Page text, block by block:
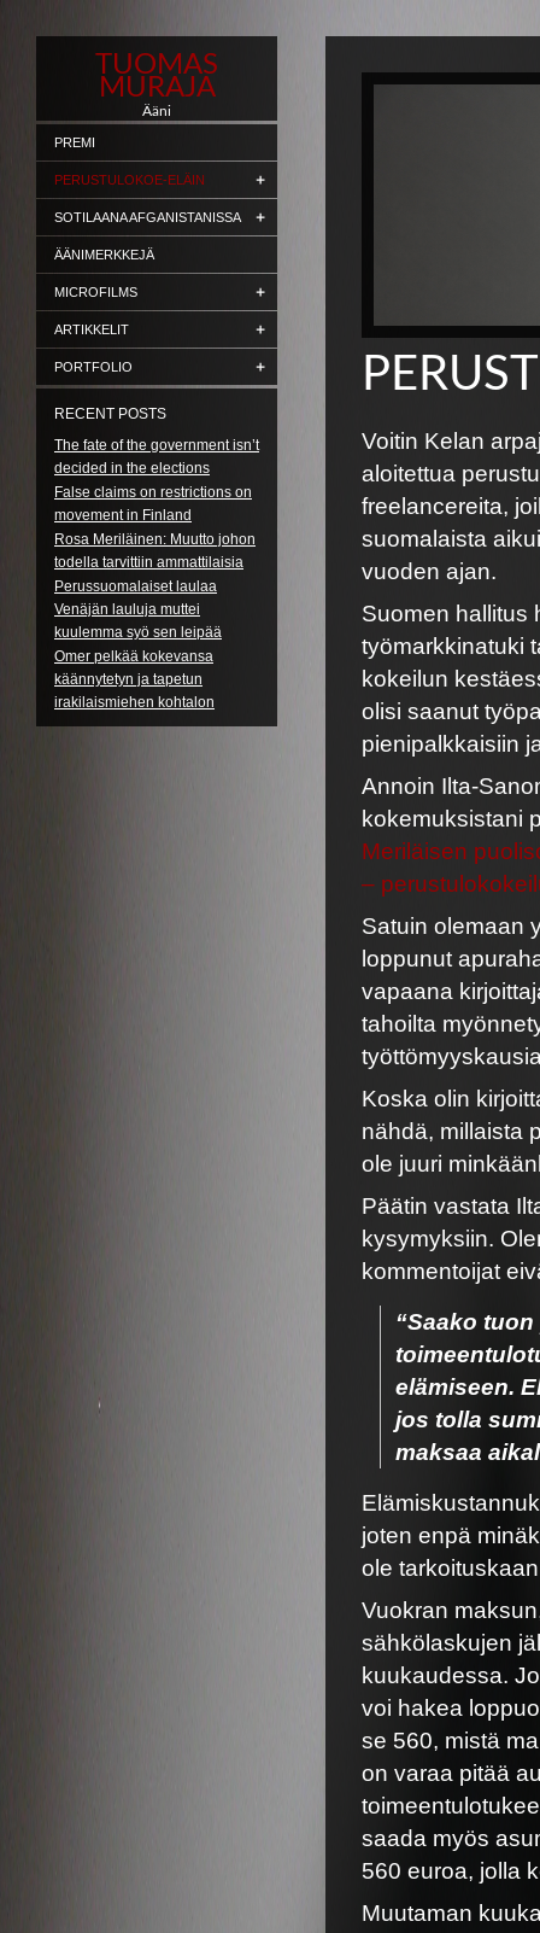
TUOMAS
MURAJA
Ääni
PREMI
PERUSTULOKOE-ELÄIN
SOTILAANA AFGANISTANISSA
ÄÄNIMERKKEJÄ
MICROFILMS
ARTIKKELIT
PORTFOLIO
RECENT POSTS
The fate of the government isn’t
decided in the elections
False claims on restrictions on
movement in Finland
Rosa Meriläinen: Muutto johon
todella tarvittiin ammattilaisia
Perussuomalaiset laulaa
Venäjän lauluja muttei
kuulemma syö sen leipää
Omer pelkää kokevansa
käännytetyn ja tapetun
irakilaismiehen kohtalon
Voitin Kelan
aloitettua
freelancereita,
suomalaista
vuoden ajan.
Suomen hallitus
työmarkkinatuki
kokeilun
olisi saanut
pienipalkkaisiin
Annoin Ilta-
kokemuksistani
Meriläisen
–
Satuin olemaan
loppunut
vapaana
tahoilta
Koska olin
nähdä, millaista
ole juuri
Päätin vastata
kysymyksiin.
kommentoijat
“Saako
elämiseen.
jos tolla
maksaa
joten enpä
ole
Vuokran
sähkölaskujen
kuukaudessa.
voi hakea
se 560, mistä
on varaa pitää
saada myös
560 euroa, jolla
Muutaman